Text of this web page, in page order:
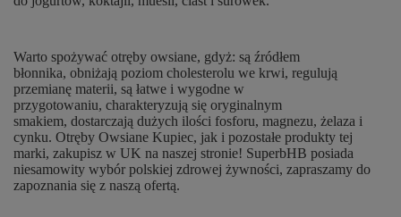
Warto spożywać otręby owsiane, gdyż: są źródłem
błonnika, obniżają poziom cholesterolu we krwi, regulują
przemianę materii, są łatwe i wygodne w
przygotowaniu, charakteryzują się oryginalnym
smakiem, dostarczają dużych ilości fosforu, magnezu, żelaza i
cynku. Otręby Owsiane Kupiec, jak i pozostałe produkty tej
marki, zakupisz w UK na naszej stronie! SuperbHB posiada
niesamowity wybór polskiej zdrowej żywności, zapraszamy do
zapoznania się z naszą ofertą.